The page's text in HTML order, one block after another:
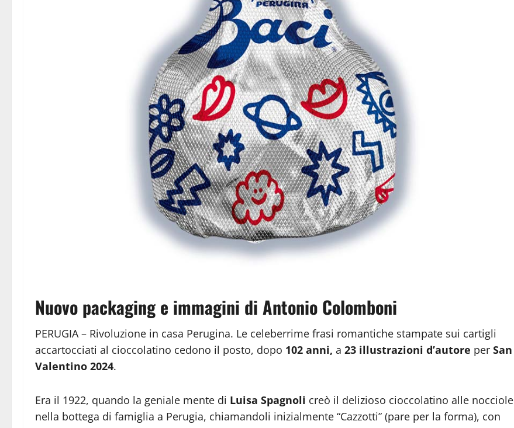
Nuovo packaging e immagini di Antonio Colomboni
PERUGIA – Rivoluzione in casa Perugina. Le celeberrime frasi romantiche stampate sui cartigli
accartocciati al cioccolatino cedono il posto, dopo 102 anni, a 23 illustrazioni d’autore per San
Valentino 2024.
Era il 1922, quando la geniale mente di Luisa Spagnoli creò il delizioso cioccolatino alle nocciole
nella bottega di famiglia a Perugia, chiamandoli inizialmente “Cazzotti” (pare per la forma), con